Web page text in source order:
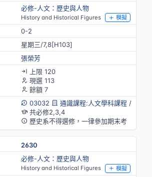
必修-人文：歷史與人物
History and Historical Figures 模擬
0-2
星期三/7,8[H103]
張榮芳
上限 120
現選 113
餘額 7
03032
通識課程:人文學科課程 /
共必修2,3,4
歷史系不得選修，一律參加期末考
2630
必修-人文：歷史與人物
History and Historical Figures 模擬